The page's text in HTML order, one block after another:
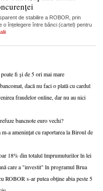
de stabilire a ROBOR, prin
o înțelegere între bănci (cartel) pentru
fi și de 5 ori mai mare
dacă nu faci o plată cu cardul
fraudelor online, dar nu au nici
bancnote euro vechi?
a amenințat cu raportarea la Biroul de
18% din totalul împrumuturilor în lei
care a "investit" în programul Brua
ROBOR s-ar putea obține abia peste 5